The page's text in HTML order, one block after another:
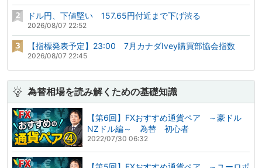
ドル円、下値堅い 157.65円付近まで下げ渋る
2026/08/07 22:52
【指標発表予定】23:00 7月カナダIvey購買部協会指数
2026/08/07 22:45
為替相場を読み解くための基礎知識
【第6回】FXおすすめ通貨ペア ～豪ドル
NZドル編～ 為替 初心者
2022/07/30 06:32